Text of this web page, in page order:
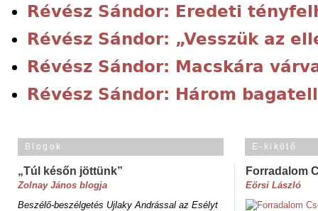
Révész Sándor: Eredeti
Révész Sándor: „Vesszük az
Révész Sándor: Macskára
Révész Sándor: Három bagatell
Blogok
„Túl későn jöttünk”
Zolnay János blogja
Beszélő-beszélgetés Ujlaky Andrással az Esélyt
E-kikötő
Forradalom
Eörsi László